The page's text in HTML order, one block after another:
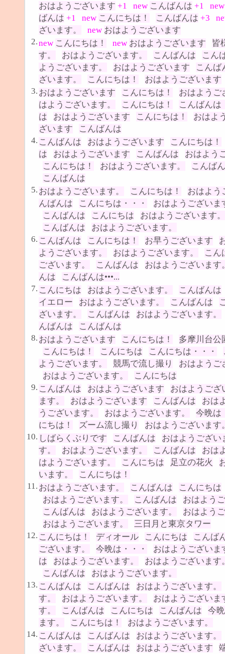
おはようございます +1 new こんばんは +1
ばんは +1 new こんにちは！ こんばんは +3
ざいます。
new おはようございます
2.new こんにちは！ new おはようございます
皆
す。
おはようございます。 こんばんは
こん
ようございます。
おはようございます
こんば
ざいます。
こんにちは！
おはようございます
3. おはようございます こんにちは！
おはようご
はようございます。
こんにちは！
こんばんは
は
おはようございます こんにちは！
おはよ
ざいます
こんばんは
4. こんばんは おはようございます
こんにちは！
は
おはようございます こんばんは
おはよう
こんにちは！
おはようございます。
こんば
こんばんは
5. おはようございます。 こんにちは！
おはよう
んばんは
こんにちは・・・
おはようございま
こんばんは
こんにちは
おはようございます。
こんばんは
おはようございます。
6. こんばんは こんにちは！ お早うございます
ようございます。
おはようございます。
こん
ございます。
こんばんは
おはようございます
んは
こんばんは•••...
7. こんにちは おはようございます。
こんばんは
イエロー
おはようございます。 こんばんは
ざいます。
こんばんは
おはようございます。
んばんは
こんばんは
8. おはようございます こんにちは！
多摩川台公
こんにちは！
こんにちは こんにちは・・・
ようございます。
競馬で流し撮り
おはようご
おはようございます。
こんにちは
9. こんばんは おはようございます
おはようござ
ます。
おはようございます こんばんは
おは
うございます。
おはようございます。
今晩は
にちは！
ズーム流し撮り
おはようございます
10. しばらくぶりです こんばんは
おはようござい
す。
おはようございます。 こんばんは
おは
はようございます。
こんにちは 足立の花火
います。
こんにちは！
11. おはようございます。 こんばんは
こんにちは
おはようございます。
こんばんは
おはよう
こんばんは
おはようございます。
おはよう
おはようございます。
三日月と東京タワー
12. こんにちは！ ディオール こんにちは
こんば
ございます。
今晩は・・・
おはようございま
は
おはようございます。
おはようございます
こんばんは
おはようございます。
13. こんばんは こんばんは
おはようございます。
す。
おはようございます。
おはようございま
す。
こんばんは こんにちは こんばんは
今
ます。
こんにちは！
おはようございます。
14. こんばんは こんばんは
おはようございます。
ざいます。
こんばんは おはようございます